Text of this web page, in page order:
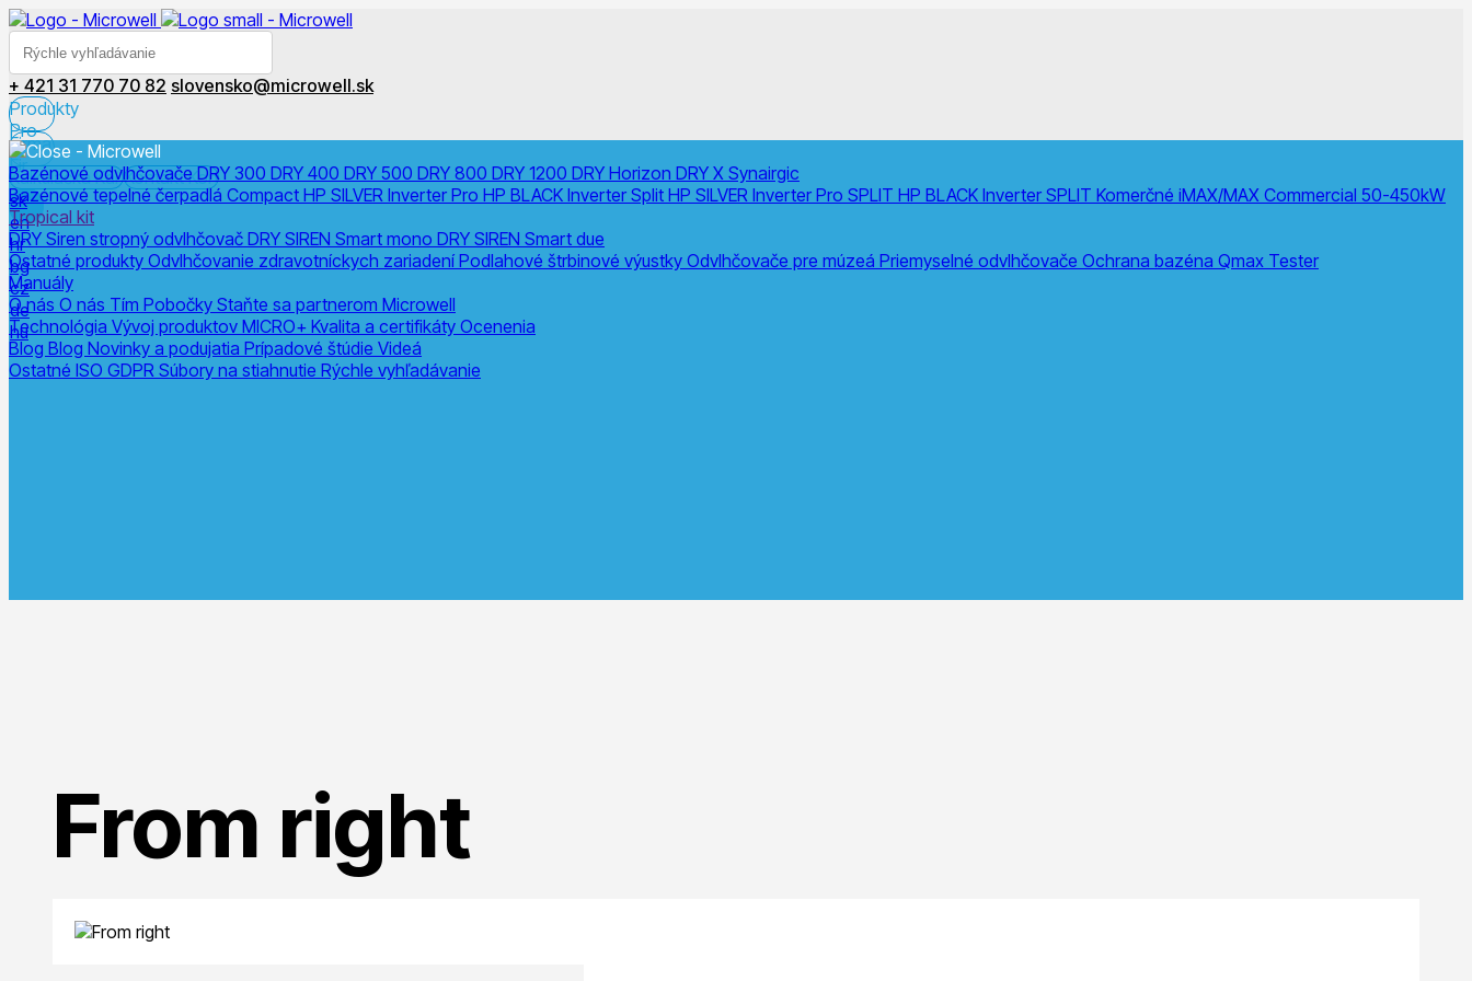
+ 421 31 770 70 82 slovensko@microwell.sk
Produkty
Pro
Firma
Fir
Kalkulačka Kal Kontakt Kon
sk
en
hr
bg
cz
de
hu
Bazénové odvlhčovačeDRY 300 DRY 400 DRY 500 DRY 800 DRY 1200 DRY Horizon DRY X Synairgic
Bazénové tepelné čerpadlá Compact HP SILVER Inverter Pro HP BLACK Inverter Split HP SILVER Inverter Pro SPLIT HP BLACK Inverter SPLIT Komerčné iMAX/MAX Commercial 50-450kW
Tropical kit
DRY Siren stropný odvlhčovač DRY SIREN Smart mono DRY SIREN Smart due
Ostatné produkty Odvlhčovanie zdravotníckych zariadení Podlahové štrbinové výustky Odvlhčovače pre múzeá Priemyselné odvlhčovače Ochrana bazéna Qmax Tester
Manuály
O nás O nás Tím Pobočky Staňte sa partnerom Microwell
Technológia Vývoj produktov MICRO+ Kvalita a certifikáty Ocenenia
Blog Blog Novinky a podujatia Prípadové štúdie Videá
Ostatné ISO GDPR Súbory na stiahnutie Rýchle vyhľadávanie
From right